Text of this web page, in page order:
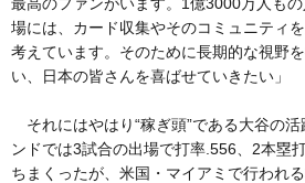
場には、カード収集やそのコミュニティ
考えています。そのために長期的な視野
い、日本の皆さんを喜ばせていきたい」
それにはやはり“稼ぎ頭”である大谷の
ンドでは3試合の出場で打率.556、2本塁
ちまくったが、米国・マイアミで行われ